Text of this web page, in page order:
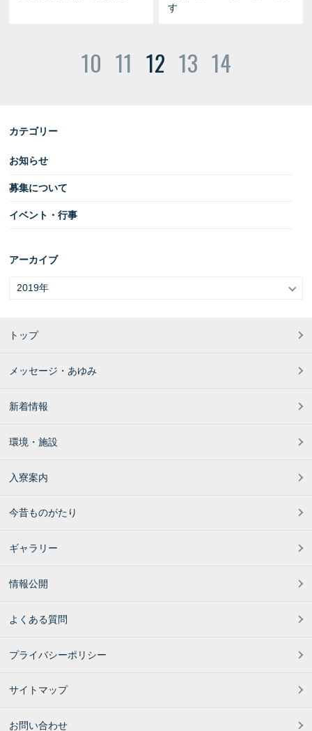
す
10 11 12 13 14
カテゴリー
お知らせ
募集について
イベント・行事
アーカイブ
トップ
メッセージ・あゆみ
新着情報
環境・施設
入寮案内
今昔ものがたり
ギャラリー
情報公開
よくある質問
プライバシーポリシー
サイトマップ
お問い合わせ